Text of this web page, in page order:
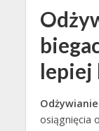
lepiej
osiągnięcia